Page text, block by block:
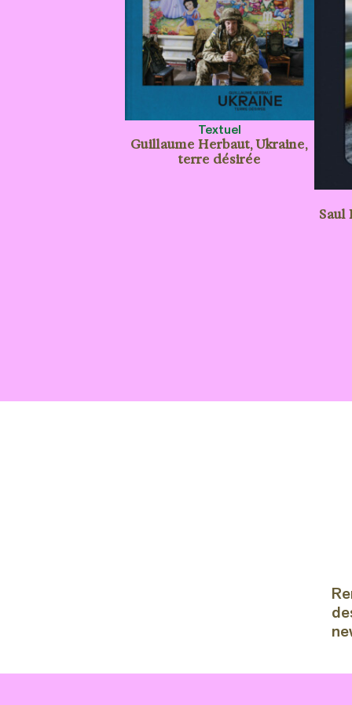
Textuel
Guillaume Herbaut, Ukraine,
terre désirée
Saul